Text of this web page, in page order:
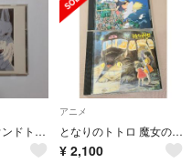
もののけ姫サウンドトラック
アニメ
となりのトトロ 魔女の宅急便 サウンドトラックCD
¥ 2,100